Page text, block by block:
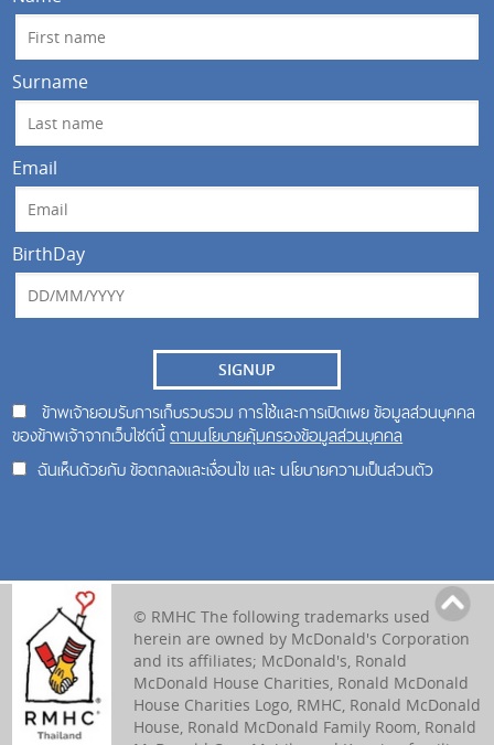
Surname
Email
BirthDay
SIGNUP
ข้าพเจ้ายอมรับการเก็บรวบรวม การใช้และการเปิดเผย ข้อมูลส่วนบุคคล
ของข้าพเจ้าจากเว็บไซต์นี้ตามนโยบายคุ้มครองข้อมูลส่วนบุคคล
ฉันเห็นด้วยกับ ข้อตกลงและเงื่อนไข และ นโยบายความเป็นส่วนตัว
© RMHC The following trademarks used
herein are owned by McDonald's Corporation
and its affiliates; McDonald's, Ronald
McDonald House Charities, Ronald McDonald
House Charities Logo, RMHC, Ronald McDonald
House, Ronald McDonald Family Room, Ronald